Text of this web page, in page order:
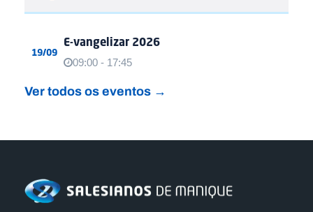
19/09
E-vangelizar 2026
09:00 - 17:45
Ver todos os eventos →